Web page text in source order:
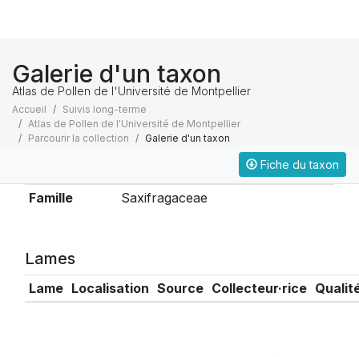
Galerie d'un taxon
Atlas de Pollen de l'Université de Montpellier
Accueil
Suivis long-terme
Atlas de Pollen de l'Université de Montpellier
Parcourir la collection
Galerie d'un taxon
Fiche du taxon
Famille Saxifragaceae
Lames
Lame Localisation Source Collecteur·rice